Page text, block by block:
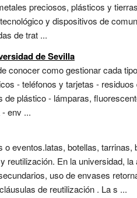
preciosos, plásticos y
y dispositivos de
de trat ...
de Sevilla
conocer como gestionar cada
- teléfonos y tarjetas -
plástico - lámparas,
env ...
eventos.latas, botellas,
reutilización. En la universidad,
uso de envases
de reutilización . La s ...